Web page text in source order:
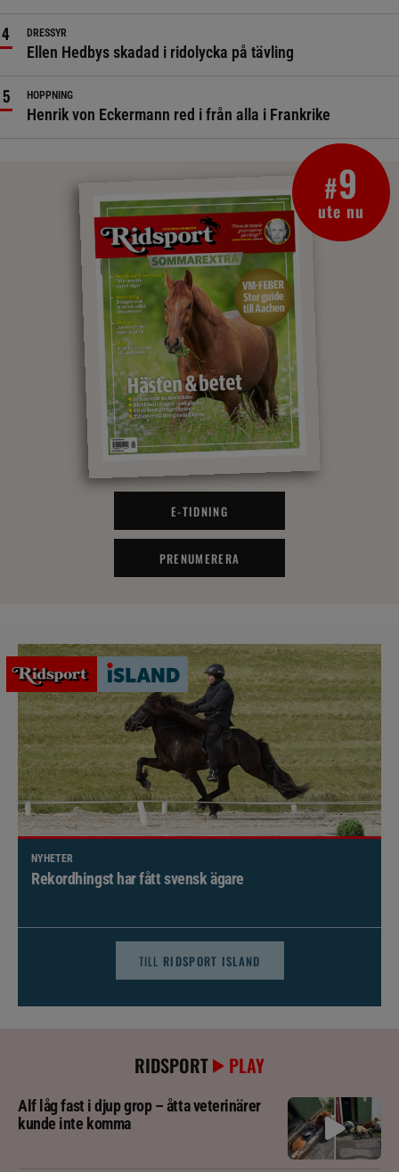
DRESSYR
Ellen Hedbys skadad i ridolycka på tävling
HOPPNING
Henrik von Eckermann red i från alla i Frankrike
#9
ute nu
E-TIDNING
PRENUMERERA
NYHETER
Brett politiskt stöd för förändringar i djursjukvården –
TILL RIDSPORT ISLAND
RIDSPORT PLAY
Alf låg fast i djup grop – åtta veterinärer
kunde inte komma